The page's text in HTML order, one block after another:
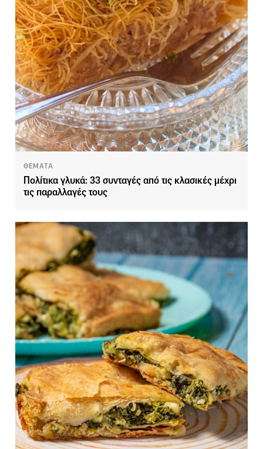
ΘΕΜΑΤΑ
Πολίτικα γλυκά: 33 συνταγές από τις κλασικές μέχρι
τις παραλλαγές τους